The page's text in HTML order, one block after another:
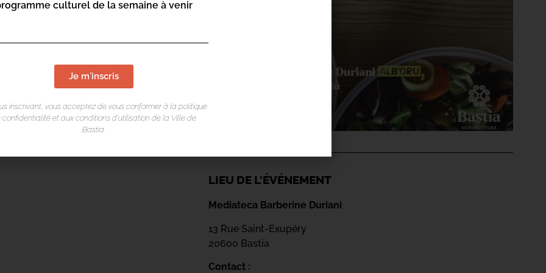
LIEU DE L'ÉVÉNEMENT
Mediateca Barberine Duriani
13 Rue Saint-Exupéry
20600 Bastia
Contact :
culturel de la semaine à venir
Je m'inscris
inscrivant, vous acceptez de vous conformer à la politique
confidentialité et aux conditions d’utilisation de la Ville de
Bastia.